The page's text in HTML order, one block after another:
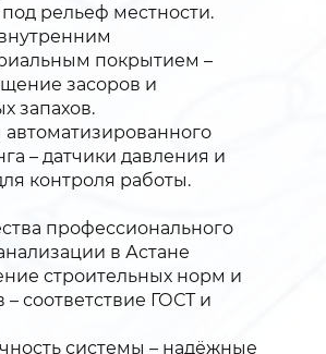
рельеф местности.
покрытием –
засоров и
запахов.
– датчики давления и
контроля работы.
профессионального
в Астане
строительных норм и
– соответствие ГОСТ и
системы – надёжные